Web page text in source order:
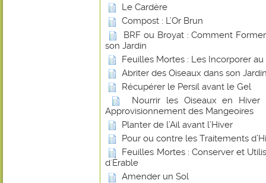
Le Cardère
Compost : L’Or Brun
BRF ou Broyat : Comment
son Jardin
Feuilles Mortes : Les Incorporer
Abriter des Oiseaux dans son
Récupérer le Persil avant le Gel
Nourrir les Oiseaux en
Approvisionnement des Mangeoires
Planter de l’Ail avant l’Hiver
Pour ou contre les Traitements
Feuilles Mortes : Conserver et
d'Érable
Amender un Sol